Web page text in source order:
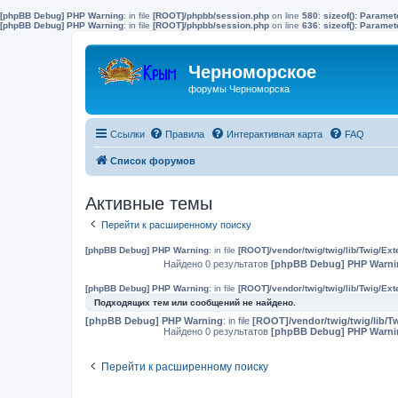
[phpBB Debug] PHP Warning: in file [ROOT]/phpbb/session.php on line 580: sizeof():
[phpBB Debug] PHP Warning: in file [ROOT]/phpbb/session.php on line 636: sizeof():
Черноморское
форумы Черноморска
Ссылки Правила Интерактивная карта FAQ
Список форумов
Активные темы
Перейти к расширенному поиску
[phpBB Debug] PHP Warning: in file [ROOT]/vendor/twig/twig/lib/Twig/
Найдено 0 результатов [phpBB Debug] PHP
[phpBB Debug] PHP Warning: in file [ROOT]/vendor/twig/twig/lib/Twig/
Подходящих тем или сообщений не найдено.
[phpBB Debug] PHP Warning: in file [ROOT]/vendor/twig/twig/lib/
Найдено 0 результатов [phpBB Debug] PHP
Перейти к расширенному поиску